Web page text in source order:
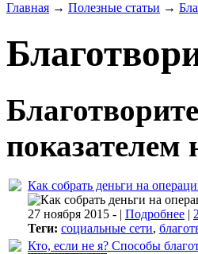
Главная → Полезные статьи →
показателем
Как собрать деньги на
27 ноября 2015 - | Подробнее |
Теги: социальные сети,
Кто, если не я? Способы